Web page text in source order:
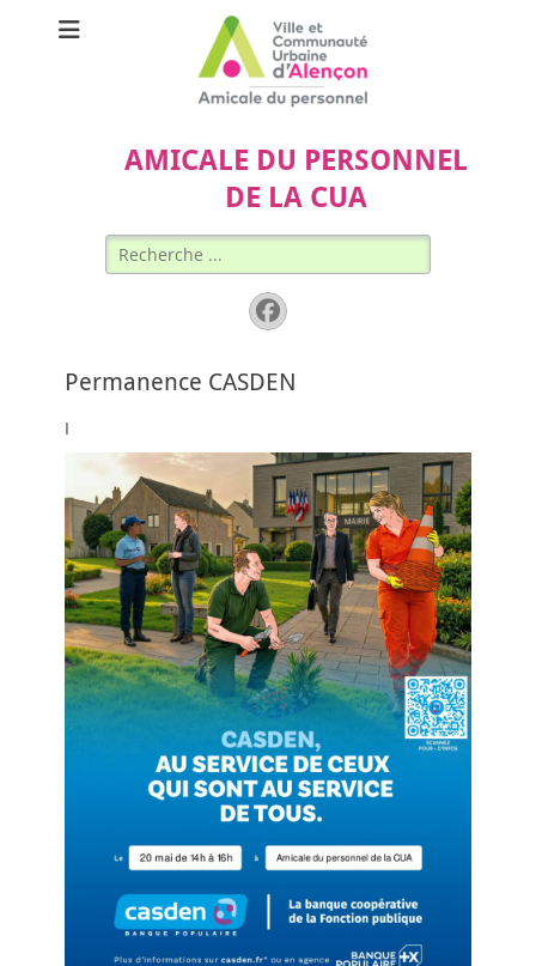
AMICALE DU PERSONNEL
DE LA CUA
Rechercher :
Facebook
Permanence CASDEN
I